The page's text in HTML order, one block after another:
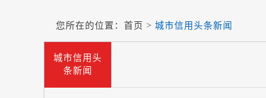
您所在的位置： 首页 > 城市信用头条新闻
城市信用头
条新闻